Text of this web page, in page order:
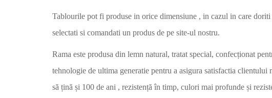
Tablourile pot fi produse in orice dimensiune , in cazul in care
selectati si comandati un produs de pe site-ul nostru.
Rama este produsa din lemn natural, tratat special, confecționat
tehnologie de ultima generatie pentru a asigura satisfactia clientului
să țină și 100 de ani , rezistență în timp, culori mai profunde și